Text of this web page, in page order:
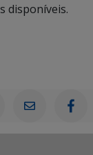
disponíveis.